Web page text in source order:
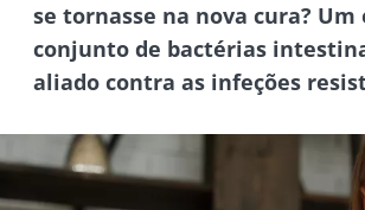
se tornasse na nova cura?
conjunto de bactérias
aliado contra as infeções